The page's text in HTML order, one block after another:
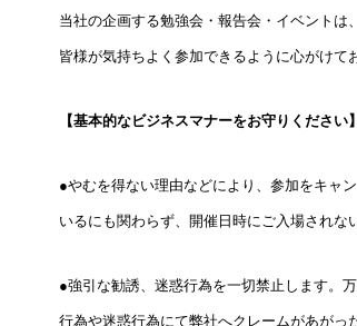
当社の企画する勉強会・報告会・イベントは
皆様が気持ちよく参加できるように心がけて
【基本的なビジネスマナーをお守りください】
●やむを得ない理由などにより、参加をキャ
いるにも関わらず、開催日時にご入場されな
●強引な勧誘、迷惑行為を一切禁止します。
行為や迷惑行為にて弊社へクレームがあが